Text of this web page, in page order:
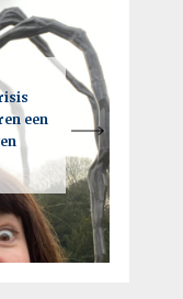
een
hoe
ass